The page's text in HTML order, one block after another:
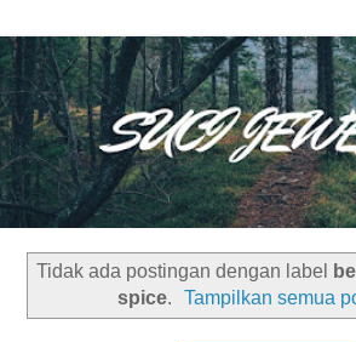
Tidak ada postingan dengan label
spice. Tampilkan semua